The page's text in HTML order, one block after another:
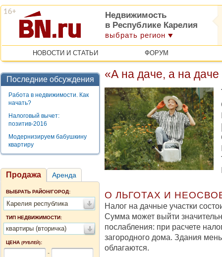
Недвижимость
в Республике Карелия
выбрать регион
НОВОСТИ И СТАТЬИ ФОРУМ
Последние обсуждения
Работа в недвижимости. Как
начать?
Налоговый вычет:
позитив-2016
Модернизируем бабушкину
квартиру
Продажа Аренда
ВЫБРАТЬ РАЙОН/ГОРОД:
Карелия республика
ТИП НЕДВИЖИМОСТИ:
квартиры (вторичка)
ЦЕНА (РУБЛЕЙ):
-
«А на даче, а на
О ЛЬГОТАХ И
Налог на дачные участки
Сумма может выйти
послабления: при расчете
загородного дома. Здания
облагаются.